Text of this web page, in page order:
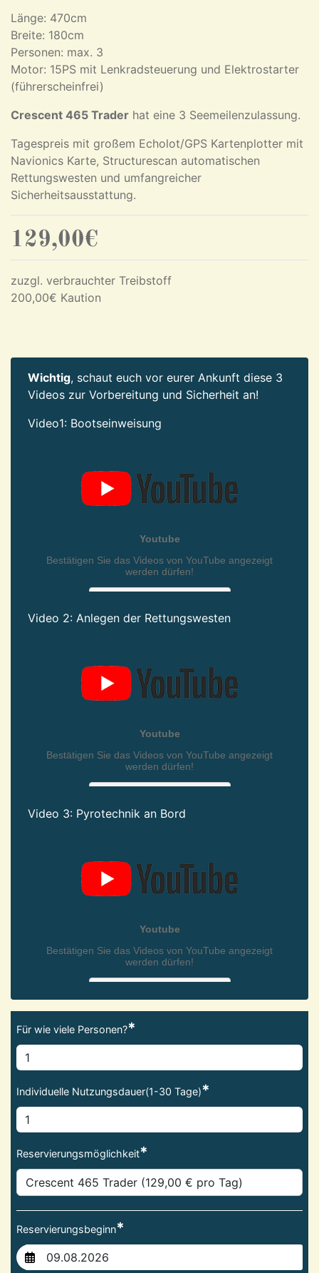
Länge: 470cm
Breite: 180cm
Personen: max. 3
Motor: 15PS mit Lenkradsteuerung und Elektrostarter
(führerscheinfrei)
Crescent 465 Trader hat eine 3 Seemeilenzulassung.
Tagespreis mit großem Echolot/GPS Kartenplotter mit
Navionics Karte, Structurescan automatischen
Rettungswesten und umfangreicher
Sicherheitsausstattung.
129,00€
zuzgl. verbrauchter Treibstoff
200,00€ Kaution
Wichtig, schaut euch vor eurer Ankunft diese 3
Videos zur Vorbereitung und Sicherheit an!
Video1: Bootseinweisung
Video 2: Anlegen der Rettungswesten
Video 3: Pyrotechnik an Bord
Für wie viele Personen?*
Individuelle Nutzungsdauer(1-30 Tage)*
Reservierungsmöglichkeit*
Reservierungsbeginn*